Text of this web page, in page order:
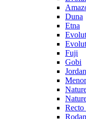
Duna
Etna
Fuji
Gobi
Recto